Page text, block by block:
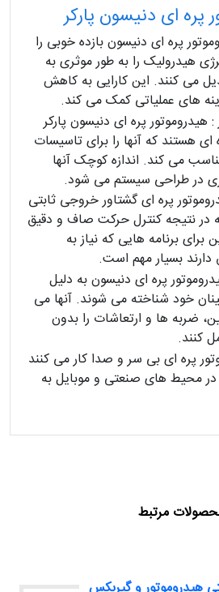
پره ای دنیسون پارکر
پره ای دنیسون بازده خوبی را
هیدرولیک را به طور موثری به
می کنند. این کارایی به کاهش
های عملیاتی کمک می کند.
پره ای دنیسون پارکر
ای هستند که آنها را برای تاسیسات
می کند. اندازه کوچک آنها
در طراحی سیستم می شود.
پره ای گشتاور خروجی ثابتی
در نتیجه کنترل حرکت صاف و دقیق
برای برنامه هایی که نیاز به
بسیار مهم است.
پره ای دنیسون به دلیل
خود شناخته می شوند. آنها می
ضربه ها و ارتعاشات را بدون
کنند.
پره ای بی سر و صدا کار می کنند
محیط های صنعتی و موبایل به
مرتبط